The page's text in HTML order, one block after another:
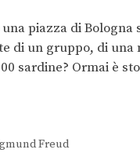
piazza di
di un gruppo, di
sardine? Ormai è
Freud